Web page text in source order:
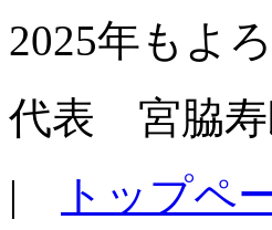
2025年もよ
代表 宮脇寿
|
トップペ